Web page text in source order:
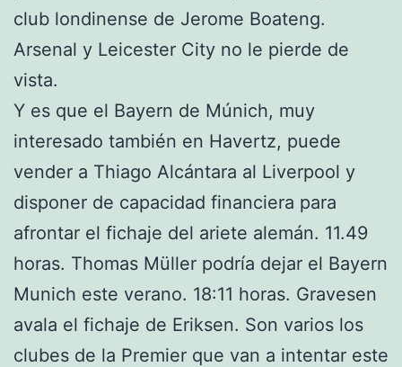
club londinense de Jerome Boateng.
Arsenal y Leicester City no le pierde de
vista.
Y es que el Bayern de Múnich, muy
interesado también en Havertz, puede
vender a Thiago Alcántara al Liverpool y
disponer de capacidad financiera para
afrontar el fichaje del ariete alemán. 11.49
horas. Thomas Müller podría dejar el Bayern
Munich este verano. 18:11 horas. Gravesen
avala el fichaje de Eriksen. Son varios los
clubes de la Premier que van a intentar este